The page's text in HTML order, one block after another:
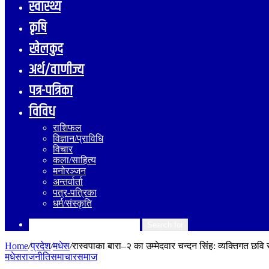
स्वास्थ्य
कृषि
खेलकुद
अर्थ/वाणीज्य
पत्र-पत्रिका
विविध
राशिफल
विज्ञान/प्राविधि
विचार
कला/साहित्य
मनोरञ्जन
अन्तर्वार्ता
पत्र-पत्रिका
धर्म/संस्कृति
Home/प्रदेश/मधेस/रास्वपाका बारा–२ का उम्मेदवार चन्दन सिंह: व्यक्तिगत छवि
मधेसराजनीतिसमाचारसमाज